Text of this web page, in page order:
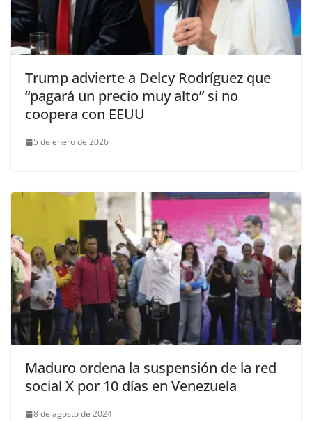
Trump advierte a Delcy Rodríguez que
“pagará un precio muy alto” si no
coopera con EEUU
5 de enero de 2026
Maduro ordena la suspensión de la red
social X por 10 días en Venezuela
8 de agosto de 2024